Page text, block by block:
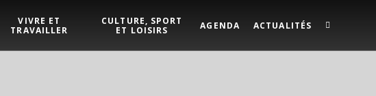
VIVRE ET
TRAVAILLER
CULTURE, SPORT
ET LOISIRS
AGENDA ACTUALITÉS